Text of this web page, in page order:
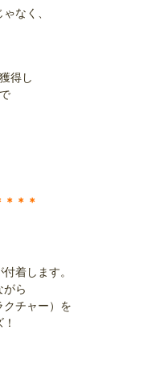
なく、
得し
＊＊
着します。
がら
チャー）を